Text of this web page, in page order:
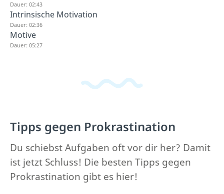
Dauer: 02:43
Intrinsische Motivation
Dauer: 02:36
Motive
Dauer: 05:27
Tipps gegen Prokrastination
Du schiebst Aufgaben oft vor dir her? Damit
ist jetzt Schluss! Die besten Tipps gegen
Prokrastination gibt es hier!